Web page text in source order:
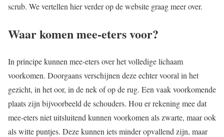
scrub. We vertellen hier verder op de website graag meer over.
Waar komen mee-eters voor?
In principe kunnen mee-eters over het volledige lichaam
voorkomen. Doorgaans verschijnen deze echter vooral in het
gezicht, in het oor, in de nek of op de rug. Een vaak voorkomende
plaats zijn bijvoorbeeld de schouders. Hou er rekening mee dat
mee-eters niet uitsluitend kunnen voorkomen als zwarte, maar ook
als witte puntjes. Deze kunnen iets minder opvallend zijn, maar